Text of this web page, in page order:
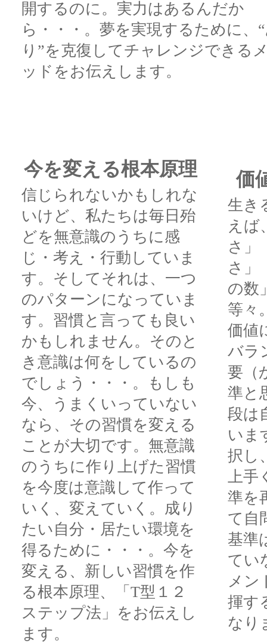
開するのに。実力はあるんだか
ら・・・。夢を実現するために、
り”を克復してチャレンジできる
ッドをお伝えします。
今を変える根本原理
信じられないかもしれな
いけど、私たちは毎日殆
どを無意識のうちに感
じ・考え・行動していま
す。そしてそれは、一つ
のパターンになっていま
す。習慣と言っても良い
かもしれません。そのと
き意識は何をしているの
でしょう・・・。もしも
今、うまくいっていない
なら、その習慣を変える
ことが大切です。無意識
のうちに作り上げた習慣
を今度は意識して作って
いく、変えていく。成り
たい自分・居たい環境を
得るために・・・。今を
変える、新しい習慣を作
る根本原理、「T型１２
ステップ法」をお伝えし
ます。
価
生き
えば
さ」
さ」
の数
等々
価値
バラ
要（
準と
段は
いま
択し
上手
準を
て自
基準
てい
メン
揮す
なり